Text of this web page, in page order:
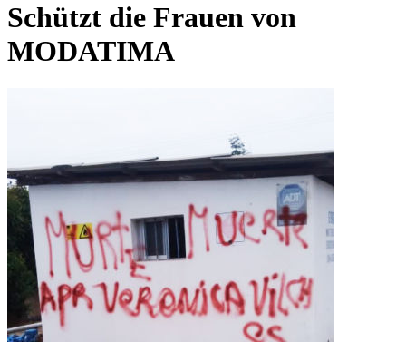
Schützt die Frauen von
MODATIMA